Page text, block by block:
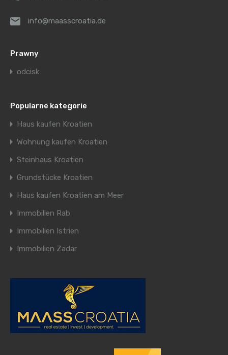
info@maasscroatia.de
Prawny
odcisk
Popularne kategorie
Haus kaufen Kroatien
Wohnung kaufen Kroatien
Steinhaus Kroatien
Grundstücke Kroatien
Haus kaufen Kroatien am Meer
Immobilien Rab
Immobilien Istrien
Immobilien Zadar